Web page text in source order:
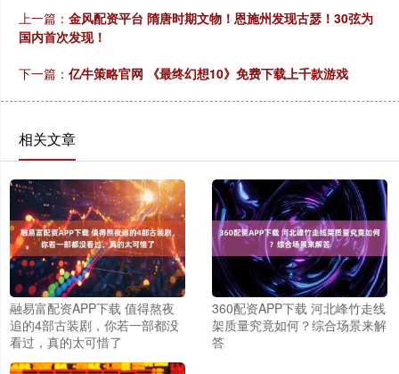
上一篇： 金风配资平台 隋唐时期文物！恩施州发现古瑟！30弦为
国内首次发现！
下一篇： 亿牛策略官网 《最终幻想10》免费下载上千款游戏
相关文章
融易富配资APP下载 值得熬夜
追的4部古装剧，你若一部都没
看过，真的太可惜了
360配资APP下载 河北峰竹走线
架质量究竟如何？综合场景来解
答